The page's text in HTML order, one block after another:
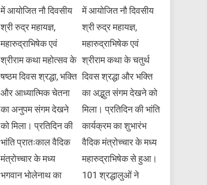
में आयोजित नौ दिवसीय
श्री रुद्र महायज्ञ,
महारुद्राभिषेक एवं
श्रीराम कथा महोत्सव के
षष्ठम दिवस श्रद्धा, भक्ति
और आध्यात्मिक चेतना
का अनुपम संगम देखने
को मिला। प्रतिदिन की
भांति प्रातःकाल वैदिक
मंत्रोच्चार के मध्य
भगवान भोलेनाथ का
में आयोजित नौ दिवसीय
श्री रुद्र महायज्ञ,
महारुद्राभिषेक एवं
श्रीराम कथा के चतुर्थ
दिवस श्रद्धा और भक्ति
का अद्भुत संगम देखने को
मिला। प्रतिदिन की भांति
कार्यक्रम का शुभारंभ
वैदिक मंत्रोच्चार के मध्य
महारुद्राभिषेक से हुआ।
101 श्रद्धालुओं ने